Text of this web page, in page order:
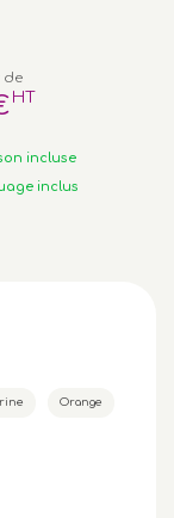
de
HT
incluse
inclus
Orange